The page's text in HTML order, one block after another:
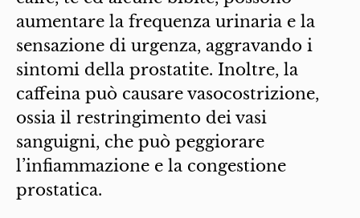
aumentare la frequenza urinaria e la
sensazione di urgenza, aggravando i
sintomi della prostatite. Inoltre, la
caffeina può causare vasocostrizione,
ossia il restringimento dei vasi
sanguigni, che può peggiorare
l’infiammazione e la congestione
prostatica.